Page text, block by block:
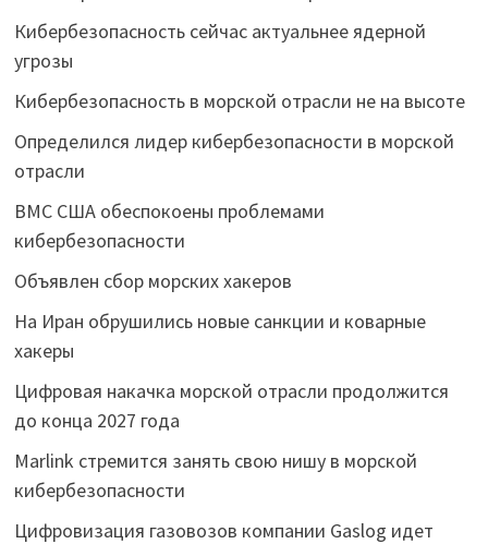
Кибербезопасность сейчас актуальнее ядерной
угрозы
Кибербезопасность в морской отрасли не на высоте
Определился лидер кибербезопасности в морской
отрасли
ВМС США обеспокоены проблемами
кибербезопасности
Объявлен сбор морских хакеров
На Иран обрушились новые санкции и коварные
хакеры
Цифровая накачка морской отрасли продолжится
до конца 2027 года
Marlink стремится занять свою нишу в морской
кибербезопасности
Цифровизация газовозов компании Gaslog идет